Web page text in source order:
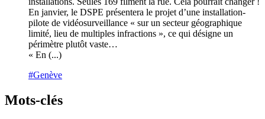
En janvier, le DSPE présentera le projet d’une installation-
pilote de vidéosurveillance « sur un secteur géographique
limité, lieu de multiples infractions », ce qui désigne un
périmètre plutôt vaste…
« En (...)
#Genève
Mots-clés